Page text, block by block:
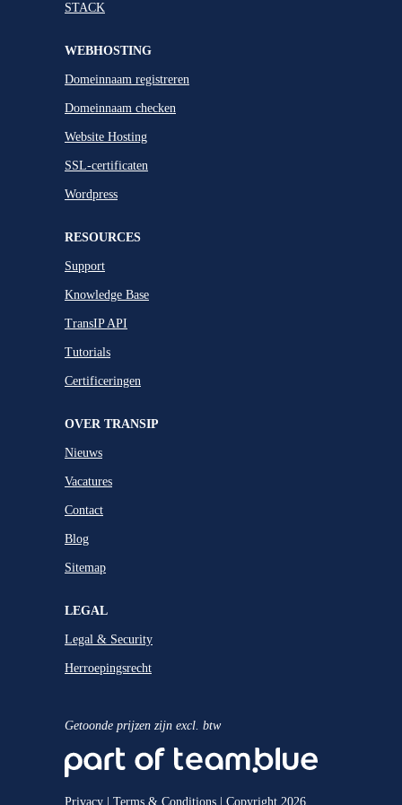
STACK
WEBHOSTING
Domeinnaam registreren
Domeinnaam checken
Website Hosting
SSL-certificaten
Wordpress
RESOURCES
Support
Knowledge Base
TransIP API
Tutorials
Certificeringen
OVER TRANSIP
Nieuws
Vacatures
Contact
Blog
Sitemap
LEGAL
Legal & Security
Herroepingsrecht
Getoonde prijzen zijn excl. btw
Privacy Terms & Conditions | Copyright 2026